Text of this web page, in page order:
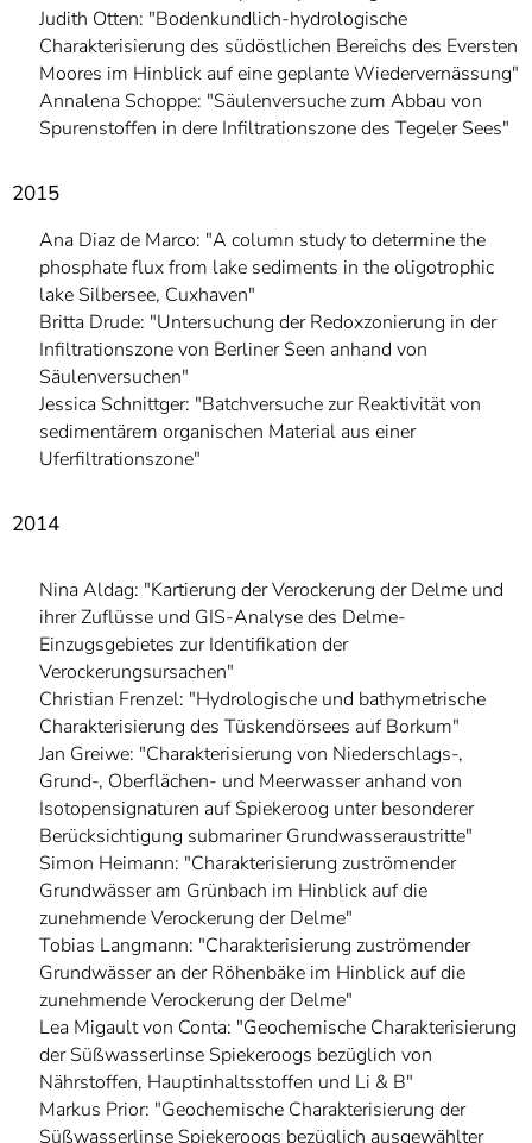
Judith Otten: "Bodenkundlich-hydrologische
Charakterisierung des südöstlichen Bereichs des Eversten
Moores im Hinblick auf eine geplante Wiedervernässung"
Annalena Schoppe: "Säulenversuche zum Abbau von
Spurenstoffen in dere Infiltrationszone des Tegeler Sees"
2015
Ana Diaz de Marco: "A column study to determine the
phosphate flux from lake sediments in the oligotrophic
lake Silbersee, Cuxhaven"
Britta Drude: "Untersuchung der Redoxzonierung in der
Infiltrationszone von Berliner Seen anhand von
Säulenversuchen"
Jessica Schnittger: "Batchversuche zur Reaktivität von
sedimentärem organischen Material aus einer
Uferfiltrationszone"
2014
Nina Aldag: "Kartierung der Verockerung der Delme und
ihrer Zuflüsse und GIS-Analyse des Delme-
Einzugsgebietes zur Identifikation der
Verockerungsursachen"
Christian Frenzel: "Hydrologische und bathymetrische
Charakterisierung des Tüskendörsees auf Borkum"
Jan Greiwe: "Charakterisierung von Niederschlags-,
Grund-, Oberflächen- und Meerwasser anhand von
Isotopensignaturen auf Spiekeroog unter besonderer
Berücksichtigung submariner Grundwasseraustritte"
Simon Heimann: "Charakterisierung zuströmender
Grundwässer am Grünbach im Hinblick auf die
zunehmende Verockerung der Delme"
Tobias Langmann: "Charakterisierung zuströmender
Grundwässer an der Röhenbäke im Hinblick auf die
zunehmende Verockerung der Delme"
Lea Migault von Conta: "Geochemische Charakterisierung
der Süßwasserlinse Spiekeroogs bezüglich von
Nährstoffen, Hauptinhaltsstoffen und Li & B"
Markus Prior: "Geochemische Charakterisierung der
Süßwasserlinse Spiekeroogs bezüglich ausgewählter